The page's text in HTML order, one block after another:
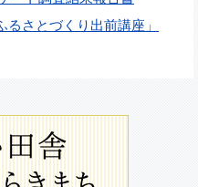
さとづくり出前講座」